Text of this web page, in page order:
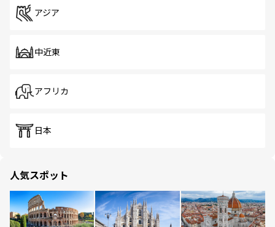
アジア
中近東
アフリカ
日本
人気スポット